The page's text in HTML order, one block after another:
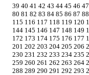
39 40 41 42 43 44 45 46 47
80 81 82 83 84 85 86 87 88
115 116 117 118 119 120
144 145 146 147 148 149
172 173 174 175 176 177
201 202 203 204 205 206
230 231 232 233 234 235
259 260 261 262 263 264
288 289 290 291 292 293